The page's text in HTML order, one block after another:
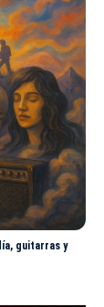
guitarras y